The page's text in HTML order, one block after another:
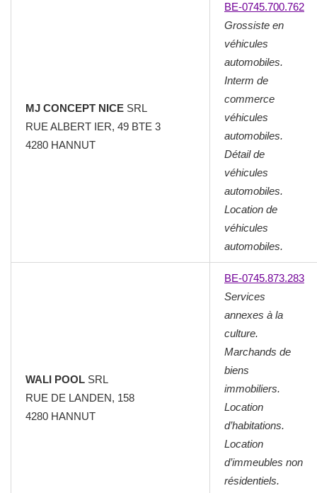
MJ CONCEPT NICE SRL
RUE ALBERT IER, 49 BTE 3
4280 HANNUT
BE-0745.700.762
Grossiste en
véhicules
automobiles.
Interm de
commerce
véhicules
automobiles.
Détail de
véhicules
automobiles.
Location de
véhicules
automobiles.
WALI POOL SRL
RUE DE LANDEN, 158
4280 HANNUT
BE-0745.873.283
Services
annexes à la
culture.
Marchands de
biens
immobiliers.
Location
d’habitations.
Location
d’immeubles non
résidentiels.